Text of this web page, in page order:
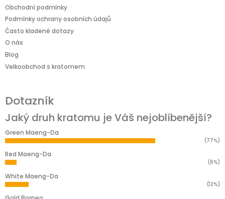
Obchodní podmínky
Podmínky ochrany osobních údajů
Často kladené dotazy
O nás
Blog
Velkoobchod s kratomem
Dotazník
Jaký druh kratomu je Váš nejoblíbenější?
Green Maeng-Da
(77%)
Red Maeng-Da
(6%)
White Maeng-Da
(12%)